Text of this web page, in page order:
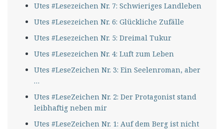
Utes #Lesezeichen Nr. 7: Schwieriges Landleben
Utes #Lesezeichen Nr. 6: Glückliche Zufälle
Utes #Lesezeichen Nr. 5: Dreimal Tukur
Utes #Lesezeichen Nr. 4: Luft zum Leben
Utes #LeseZeichen Nr. 3: Ein Seelenroman, aber
…
Utes #LeseZeichen Nr. 2: Der Protagonist stand
leibhaftig neben mir
Utes #LeseZeichen Nr. 1: Auf dem Berg ist nicht